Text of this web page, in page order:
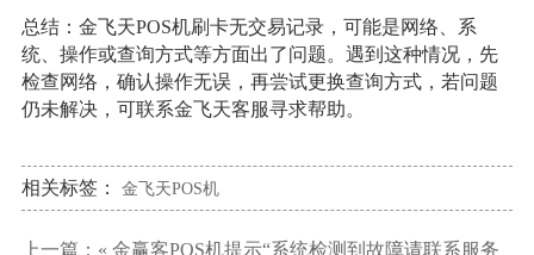
总结：金飞天POS机刷卡无交易记录，可能是网络、系
统、操作或查询方式等方面出了问题。遇到这种情况，先
检查网络，确认操作无误，再尝试更换查询方式，若问题
仍未解决，可联系金飞天客服寻求帮助。
相关标签： 金飞天POS机
上一篇：« 金赢客POS机提示“系统检测到故障请联系服务